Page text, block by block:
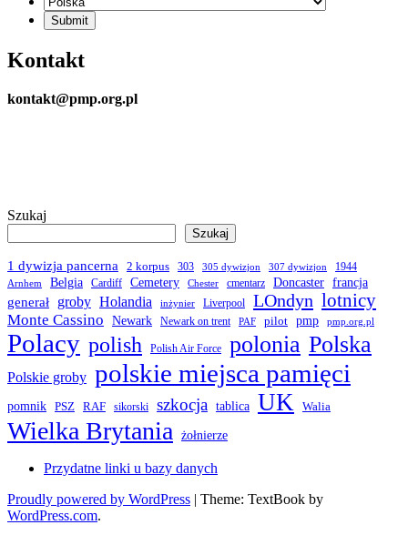
Kontakt
kontakt@pmp.org.pl
Szukaj
Szukaj
1 dywizja pancerna 2 korpus 303 305 dywizjon 307 dywizjon 1944
Arnhem Belgia Cardiff Cemetery Chester cmentarz Doncaster francja
generał
groby Holandia inżynier Liverpool LOndyn lotnicy
Monte Cassino Newark Newark on trent PAF pilot pmp pmp.org.pl
Polacy polish Polish Air Force polonia Polska
Polskie groby polskie miejsca pamięci
pomnik PSZ RAF sikorski szkocja tablica UK Walia
Wielka Brytania żołnierze
Przydatne linki u bazy danych
Proudly powered by WordPress | Theme: TextBook by
WordPress.com.